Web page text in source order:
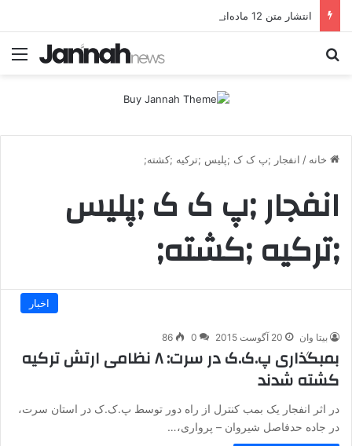
انتشار متن 12 ماده‌ای توافق نهایی بین ترکیه و پ.ک.ک
خانه / انفجار ;پ ک ک ;پلیس ;ترکیه ;کشته;
انفجار ;پ ک ک ;پلیس
;ترکیه ;کشته;
اخبار
بیتا وان 20 آگوست 2015 0
86
بمبگذاری پ.ک.ک در سرت: ۸ نظامی ارتش ترکیه
کشته شدند
در اثر انفجار یک بمب کنترل از راه دور توسط پ.ک.ک در استان سرت،
در جاده حدفاصل شیروان – پرواری،…